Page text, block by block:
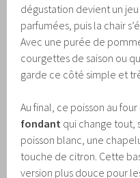
dégustation devient un
parfumées, puis la chair
Avec une purée de
courgettes de saison ou
garde ce côté simple et
Au final, ce poisson au
fondant qui change tout,
poisson blanc, une
touche de citron. Cette
version plus douce pour